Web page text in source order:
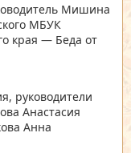
Мишина
МБУК
края — Беда от
руководители
Анастасия
Анна